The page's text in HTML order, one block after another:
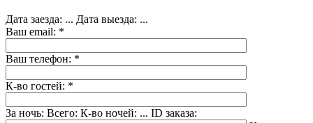
Дата заезда: ... Дата выезда: ...
Ваш email: *
Ваш телефон: *
К-во гостей: *
За ночь: Всего: К-во ночей: ... ID заказа: